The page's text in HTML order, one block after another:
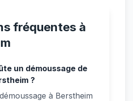
fréquentes à
un démoussage de
?
à Berstheim